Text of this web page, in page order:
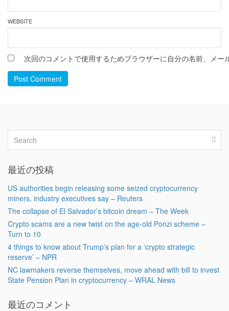
WEBSITE
次回のコメントで使用するためブラウザーに自分の名前、メー
Post Comment
最近の投稿
US authorities begin releasing some seized cryptocurrency
miners, industry executives say – Reuters
The collapse of El Salvador’s bitcoin dream – The Week
Crypto scams are a new twist on the age-old Ponzi scheme –
Turn to 10
4 things to know about Trump’s plan for a ‘crypto strategic
reserve’ – NPR
NC lawmakers reverse themselves, move ahead with bill to invest
State Pension Plan in cryptocurrency – WRAL News
最近のコメント